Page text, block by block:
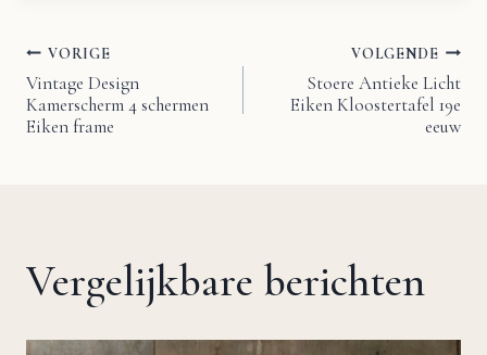
Bericht
navigatie
VORIGE
Vintage Design
Kamerscherm 4 schermen
Eiken frame
VOLGENDE
Stoere Antieke Licht
Eiken Kloostertafel 19e
eeuw
Vergelijkbare berichten